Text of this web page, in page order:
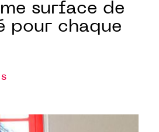
surface de
chaque